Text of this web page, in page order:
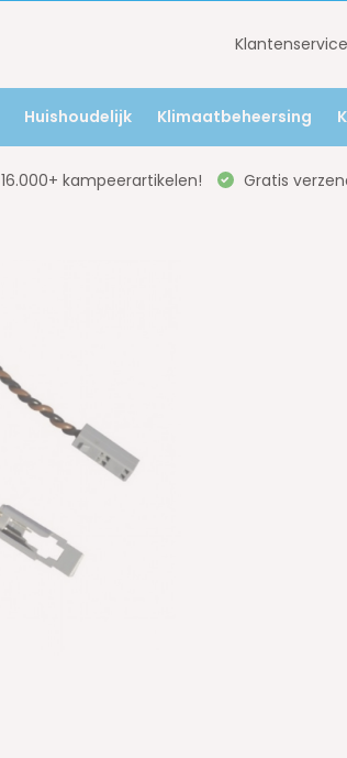
Klantenservice
Huishoudelijk Klimaatbeheersing
16.000+ kampeerartikelen! Gratis